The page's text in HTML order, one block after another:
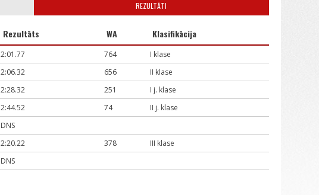
REZULTĀTI
Rezultāts WA Klasifikācija
2:01.77 764
I klase
2:06.32 656
II klase
2:28.32 251
I j. klase
2:44.52 74
II j. klase
DNS
2:20.22 378
III klase
DNS